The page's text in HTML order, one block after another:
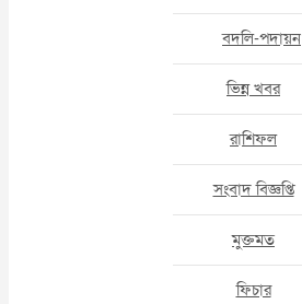
বদলি-পদায়ন
ভিন্ন খবর
রাশিফল
সংবাদ বিজ্ঞপ্তি
মুক্তমত
ফিচার